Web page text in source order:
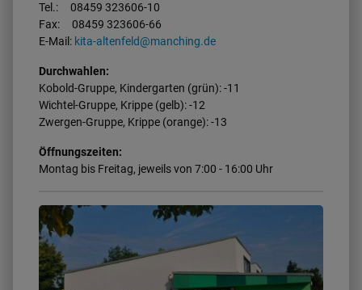
Tel.:
08459 323606-10
Fax:
08459 323606-66
E-Mail: kita-altenfeld@manching.de
Durchwahlen:
Kobold-Gruppe, Kindergarten (grün): -11
Wichtel-Gruppe, Krippe (gelb): -12
Zwergen-Gruppe, Krippe (orange): -13
Öffnungszeiten:
Montag bis Freitag, jeweils von 7:00 - 16:00 Uhr